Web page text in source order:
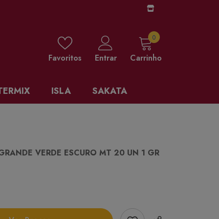
Favoritos Entrar Carrinho
00 items
ISLA SAKATA
VERDE ESCURO MT 20 UN 1 GR